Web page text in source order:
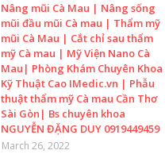
Nâng mũi Cà Mau | Nâng sống
mũi đầu mũi Cà mau | Thẩm mỹ
mũi Cà Mau | Cắt chỉ sau thẩm
mỹ Cà mau | Mỹ Viện Nano Cà
Mau| Phòng Khám Chuyên Khoa
Kỹ Thuật Cao IMedic.vn | Phẫu
thuật thẩm mỹ Cà mau Cần Thơ
Sài Gòn| Bs chuyên khoa
NGUYỄN ĐẶNG DUY 0919449459
March 26, 2022